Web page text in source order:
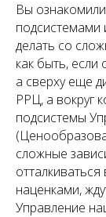
Вы
подсистемами
делать со
как быть,
а сверху еще
РРЦ, а вокруг
подсистемы
сложные
наценками,
Управление